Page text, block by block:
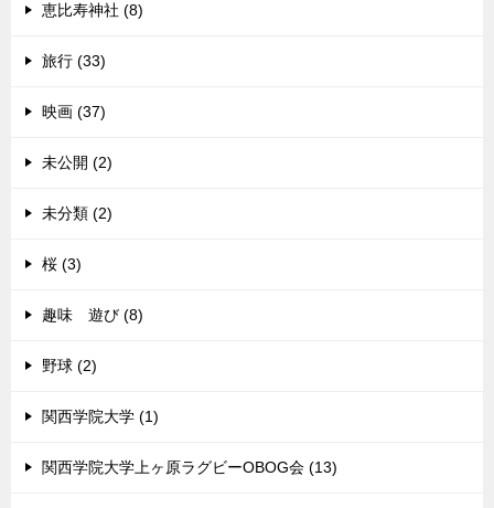
恵比寿神社 (8)
旅行 (33)
映画 (37)
未公開 (2)
未分類 (2)
桜 (3)
趣味 遊び (8)
野球 (2)
関西学院大学 (1)
関西学院大学上ヶ原ラグビーOBOG会 (13)